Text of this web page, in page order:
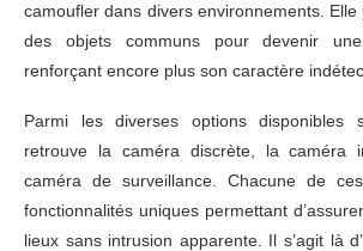
camoufler dans divers environnements.
des objets communs pour devenir
renforçant encore plus son caractère
Parmi les diverses options disponibles
retrouve la caméra discrète, la caméra
caméra de surveillance. Chacune de
fonctionnalités uniques permettant
lieux sans intrusion apparente. Il s’agit là